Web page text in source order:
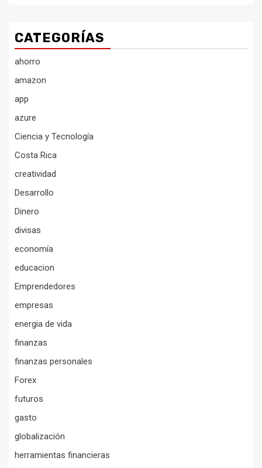
CATEGORÍAS
ahorro
amazon
app
azure
Ciencia y Tecnología
Costa Rica
creatividad
Desarrollo
Dinero
divisas
economía
educacion
Emprendedores
empresas
energia de vida
finanzas
finanzas personales
Forex
futuros
gasto
globalización
herramientas financieras